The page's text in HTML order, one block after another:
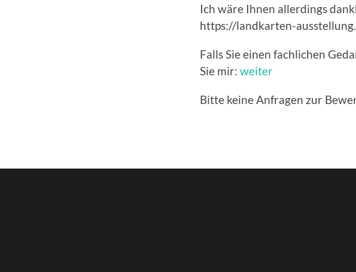
Ich wäre Ihnen allerdings
https://landkarten-
Falls Sie einen fachlichen
Sie mir: weiter
Bitte keine Anfragen zur